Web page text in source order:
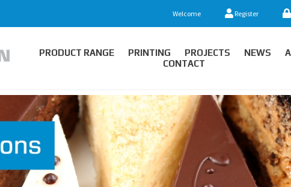
Welcome Register
PRODUCT RANGE PRINTING PROJECTS NEWS
CONTACT